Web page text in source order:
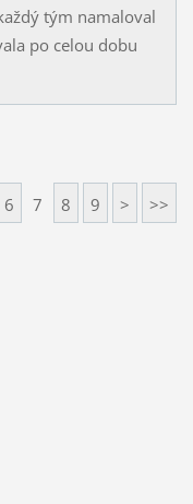
tým namaloval
po celou dobu
6 7 8 9 > >>